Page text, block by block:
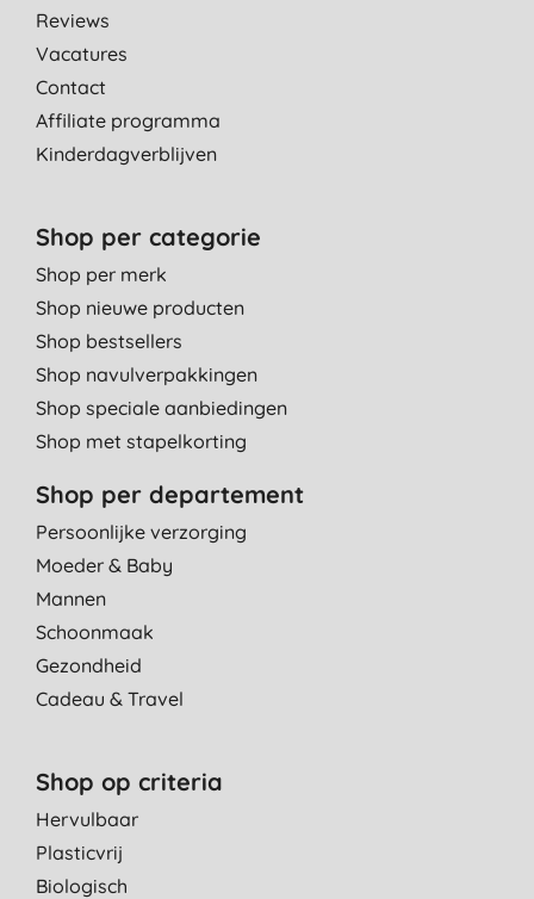
Reviews
Vacatures
Contact
Affiliate programma
Kinderdagverblijven
Shop per categorie
Shop per merk
Shop nieuwe producten
Shop bestsellers
Shop navulverpakkingen
Shop speciale aanbiedingen
Shop met stapelkorting
Shop per departement
Persoonlijke verzorging
Moeder & Baby
Mannen
Schoonmaak
Gezondheid
Cadeau & Travel
Shop op criteria
Hervulbaar
Plasticvrij
Biologisch